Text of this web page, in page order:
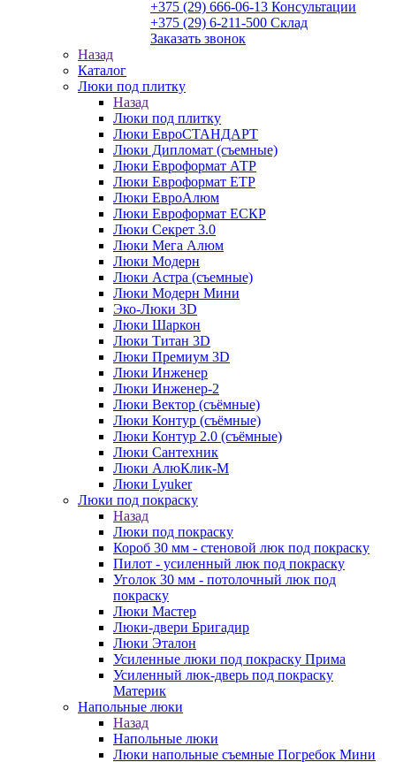
+375 (29) 666-06-13 Консультации
+375 (29) 6-211-500 Склад
Заказать звонок
Назад
Каталог
Люки под плитку
Назад
Люки под плитку
Люки ЕвроСТАНДАРТ
Люки Дипломат (съемные)
Люки Евроформат АТР
Люки Евроформат ЕТР
Люки ЕвроАлюм
Люки Евроформат ЕСКР
Люки Секрет 3.0
Люки Мега Алюм
Люки Модерн
Люки Астра (съемные)
Люки Модерн Мини
Эко-Люки 3D
Люки Шаркон
Люки Титан 3D
Люки Премиум 3D
Люки Инженер
Люки Инженер-2
Люки Вектор (съёмные)
Люки Контур (съёмные)
Люки Контур 2.0 (съёмные)
Люки Сантехник
Люки АлюКлик-М
Люки Lyuker
Люки под покраску
Назад
Люки под покраску
Короб 30 мм - стеновой люк под покраску
Пилот - усиленный люк под покраску
Уголок 30 мм - потолочный люк под
покраску
Люки Мастер
Люки-двери Бригадир
Люки Эталон
Усиленные люки под покраску Прима
Усиленный люк-дверь под покраску
Материк
Напольные люки
Назад
Напольные люки
Люки напольные съемные Погребок Мини